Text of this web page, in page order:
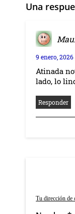
Una
9 enero,
Atinada
lado, lo
Responder
Tu dirección de